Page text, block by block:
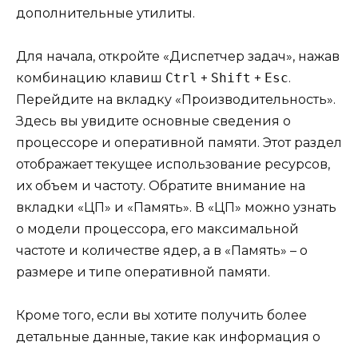
дополнительные утилиты.
Для начала, откройте «Диспетчер задач», нажав
комбинацию клавиш Ctrl + Shift + Esc.
Перейдите на вкладку «Производительность».
Здесь вы увидите основные сведения о
процессоре и оперативной памяти. Этот раздел
отображает текущее использование ресурсов,
их объем и частоту. Обратите внимание на
вкладки «ЦП» и «Память». В «ЦП» можно узнать
о модели процессора, его максимальной
частоте и количестве ядер, а в «Память» – о
размере и типе оперативной памяти.
Кроме того, если вы хотите получить более
детальные данные, такие как информация о